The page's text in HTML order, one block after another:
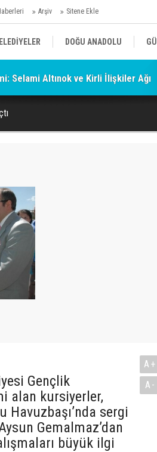
Arşiv Sitene Ekle
DOĞU ANADOLU
AFAD/ SAVAŞ SPOR
MAĞAZİN
Selami Altınok ve Kirli İlişkiler Ağı
Gençlik
alan kursiyerler,
Havuzbaşı’nda sergi
Gemalmaz’dan
büyük ilgi
A+
A-